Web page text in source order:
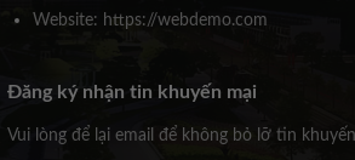
Website: https://webdemo.com
Đăng ký nhận tin khuyến mại
Vui lòng để lại email để không bỏ lỡ tin